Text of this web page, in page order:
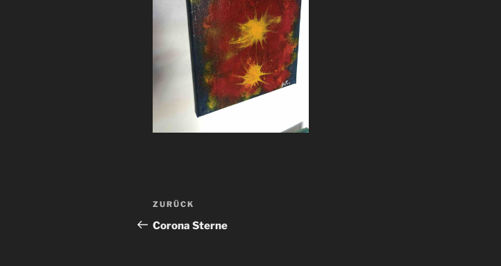
Beitragsnavigation
Vorheriger
Beitrag
ZURÜCK
Corona Sterne